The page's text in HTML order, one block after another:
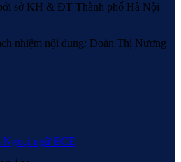
sở KH & ĐT Thành phố Hà Nội
nhiệm nội dung: Đoàn Thị Nương
Ngoại ngữ ECE